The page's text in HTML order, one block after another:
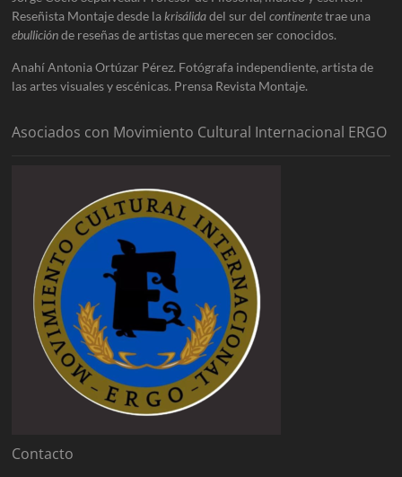
Reseñista Montaje desde lakrisálidadel sur delcontinentetrae una
ebulliciónde reseñas de artistas que merecen ser conocidos.
Anahí Antonia Ortúzar Pérez. Fotógrafa independiente, artista de
las artes visuales y escénicas. Prensa Revista Montaje.
Asociados con Movimiento Cultural Internacional ERGO
Contacto